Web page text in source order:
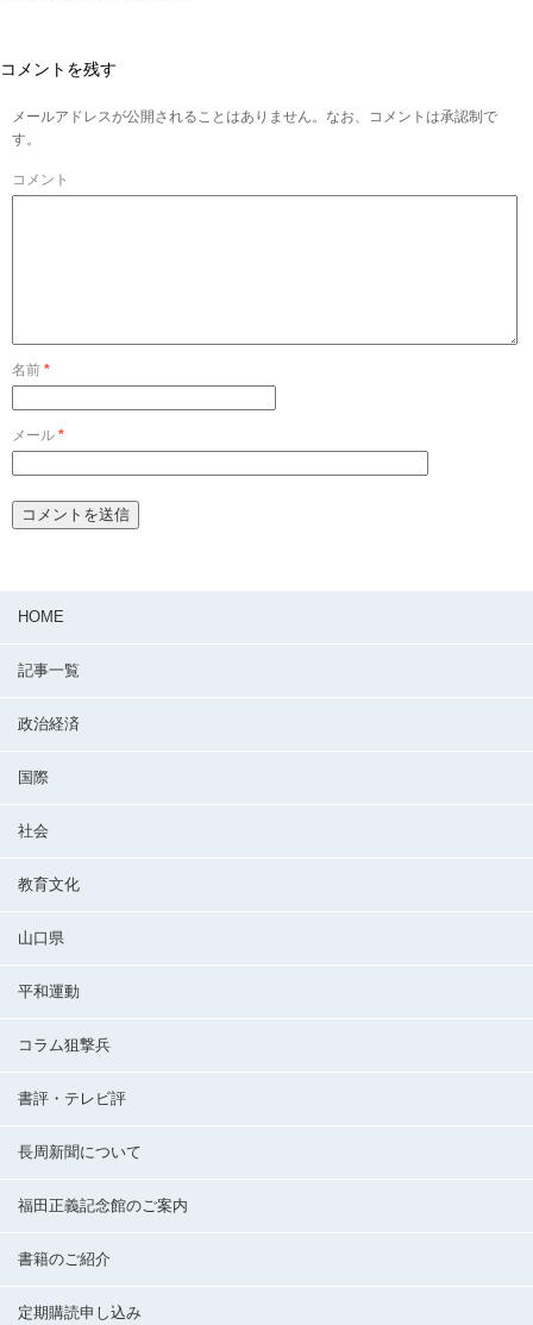
コメントを残す
メールアドレスが公開されることはありません。なお、コメントは承認制で
す。
コメント
名前 *
メール *
HOME
記事一覧
政治経済
国際
社会
教育文化
山口県
平和運動
コラム狙撃兵
書評・テレビ評
長周新聞について
福田正義記念館のご案内
書籍のご紹介
定期購読申し込み